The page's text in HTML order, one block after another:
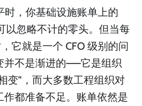
，你基础设施账单上的
以忽略不计的零头。但当每
它就是一个 CFO 级别的问
并不是渐进的——它是组织
变”，而大多数工程组织对
都准备不足。账单依然是